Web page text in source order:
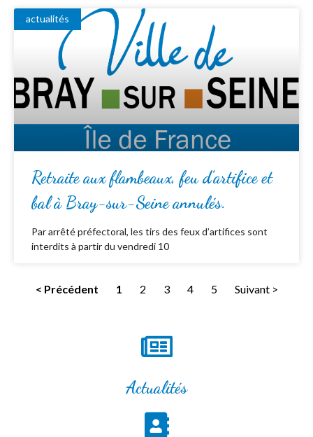
actualités
Retraite aux flambeaux, feu d’artifice et
bal à Bray-sur-Seine annulés.
Par arrêté préfectoral, les tirs des feux d’artifices sont
interdits à partir du vendredi 10
< Précédent 1 2 3 4 5 Suivant >
Actualités